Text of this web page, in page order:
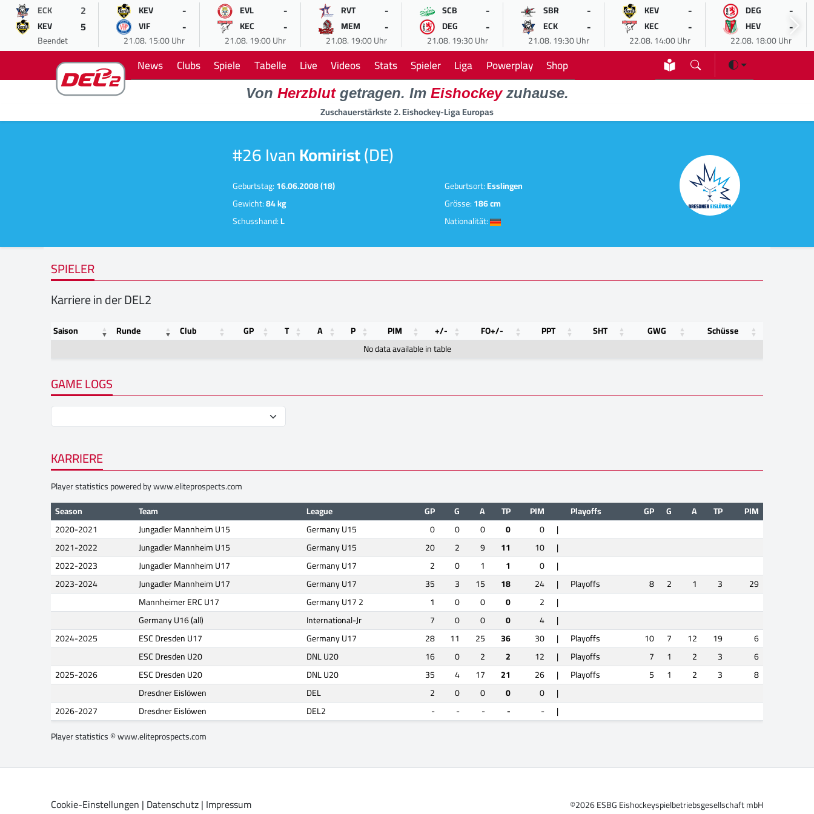
ECK 2
KEV 5
Beendet
KEV -
VIF -
21.08. 15:00 Uhr
EVL -
KEC -
21.08. 19:00 Uhr
RVT -
MEM -
21.08. 19:00 Uhr
SCB -
DEG -
21.08. 19:30 Uhr
SBR -
ECK -
21.08. 19:30 Uhr
KEV -
KEC -
22.08. 14:00 Uhr
DEG -
HEV -
22.08. 18:00 Uhr
News Clubs Spiele Tabelle Live Videos Stats Spieler Liga Powerplay Shop
Von Herzblutgetragen. Im Eishockeyzuhause.
Zuschauerstärkste 2. Eishockey-Liga Europas
#26 IvanKomirist(DE)
Geburtstag:16.06.2008 (18) Geburtsort:Esslingen
Gewicht:84 kg Grösse:186 cm
Schusshand:L Nationalität:
SPIELER
Karriere in der DEL2
Saison Runde Club GP T A P PIM +/- FO+/- PPT SHT GWG
Schüsse
No data available in table
GAME LOGS
KARRIERE
Player statistics powered bywww.eliteprospects.com
Season
Team League GP G A TP PIM Playoffs GP G A TP
PIM
2020-2021
Jungadler Mannheim U15 Germany U15 0 0 0 0 0
|
2021-2022
Jungadler Mannheim U15 Germany U15 20 2 9 11 10
|
2022-2023
Jungadler Mannheim U17 Germany U17 2 0 1 1 0
|
2023-2024
Jungadler Mannheim U17 Germany U17 35 3 15 18 24 | Playoffs 8 2 1 3
29
Mannheimer ERC U17
Germany U17 2 1 0 0 0 2
|
Germany U16 (all)
International-Jr 7 0 0 0 4
|
2024-2025
ESC Dresden U17 Germany U17 28 11 25 36 30 | Playoffs 10 7 12 19
6
ESC Dresden U20
DNL U20 16 0 2 2 12 | Playoffs 7 1 2 3
6
2025-2026
ESC Dresden U20 DNL U20 35 4 17 21 26 | Playoffs 5 1 2 3
8
Dresdner Eislöwen
DEL 2 0 0 0 0
|
2026-2027
Dresdner Eislöwen DEL2 - - - - -
|
Player statistics ©www.eliteprospects.com
Cookie-Einstellungen | Datenschutz| Impressum
©2026 ESBG Eishockeyspielbetriebsgesellschaft mbH